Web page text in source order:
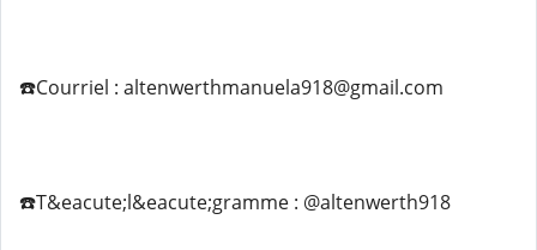
☎️Courriel : altenwerthmanuela918@gmail.com
☎️T&eacute;l&eacute;gramme : @altenwerth918